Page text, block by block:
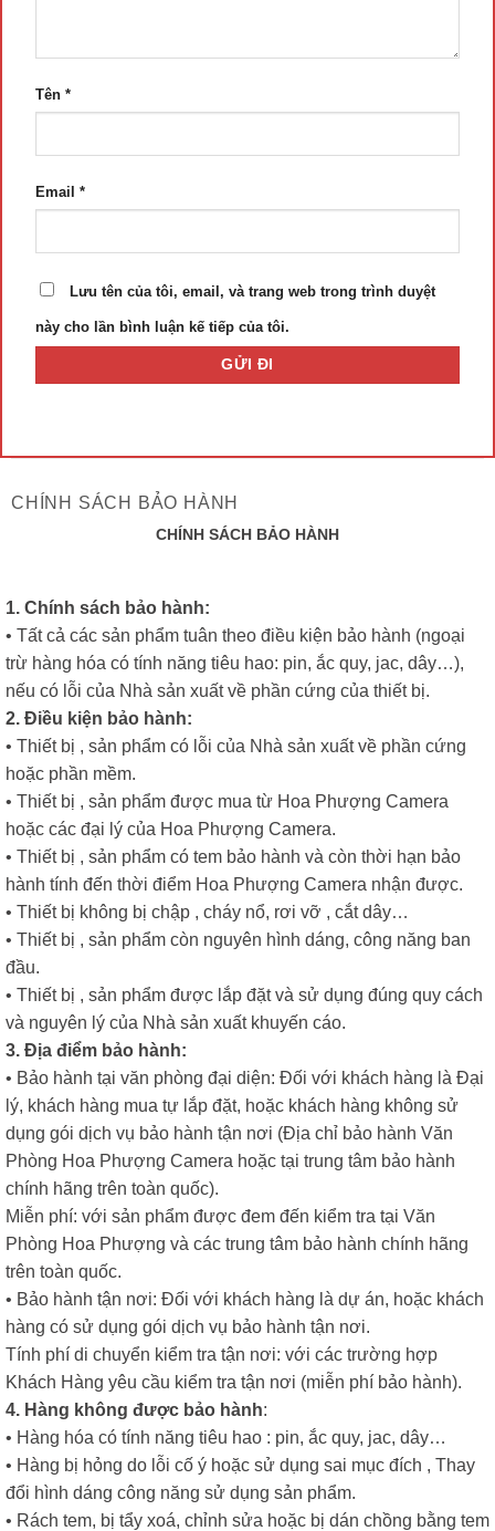
Tên *
Email *
Lưu tên của tôi, email, và trang web trong trình duyệt
này cho lần bình luận kế tiếp của tôi.
CHÍNH SÁCH BẢO HÀNH
CHÍNH SÁCH BẢO HÀNH
1. Chính sách bảo hành:
• Tất cả các sản phẩm tuân theo điều kiện bảo hành (ngoại
trừ hàng hóa có tính năng tiêu hao: pin, ắc quy, jac, dây…),
nếu có lỗi của Nhà sản xuất về phần cứng của thiết bị.
2. Điều kiện bảo hành:
• Thiết bị , sản phẩm có lỗi của Nhà sản xuất về phần cứng
hoặc phần mềm.
• Thiết bị , sản phẩm được mua từ Hoa Phượng Camera
hoặc các đại lý của Hoa Phượng Camera.
• Thiết bị , sản phẩm có tem bảo hành và còn thời hạn bảo
hành tính đến thời điểm Hoa Phượng Camera nhận được.
• Thiết bị không bị chập , cháy nổ, rơi vỡ , cắt dây…
• Thiết bị , sản phẩm còn nguyên hình dáng, công năng ban
đầu.
• Thiết bị , sản phẩm được lắp đặt và sử dụng đúng quy cách
và nguyên lý của Nhà sản xuất khuyến cáo.
3. Địa điểm bảo hành:
• Bảo hành tại văn phòng đại diện: Đối với khách hàng là Đại
lý, khách hàng mua tự lắp đặt, hoặc khách hàng không sử
dụng gói dịch vụ bảo hành tận nơi (Địa chỉ bảo hành Văn
Phòng Hoa Phượng Camera hoặc tại trung tâm bảo hành
chính hãng trên toàn quốc).
Miễn phí: với sản phẩm được đem đến kiểm tra tại Văn
Phòng Hoa Phượng và các trung tâm bảo hành chính hãng
trên toàn quốc.
• Bảo hành tận nơi: Đối với khách hàng là dự án, hoặc khách
hàng có sử dụng gói dịch vụ bảo hành tận nơi.
Tính phí di chuyển kiểm tra tận nơi: với các trường hợp
Khách Hàng yêu cầu kiểm tra tận nơi (miễn phí bảo hành).
4. Hàng không được bảo hành:
• Hàng hóa có tính năng tiêu hao : pin, ắc quy, jac, dây…
• Hàng bị hỏng do lỗi cố ý hoặc sử dụng sai mục đích , Thay
đổi hình dáng công năng sử dụng sản phẩm.
• Rách tem, bị tẩy xoá, chỉnh sửa hoặc bị dán chồng bằng tem